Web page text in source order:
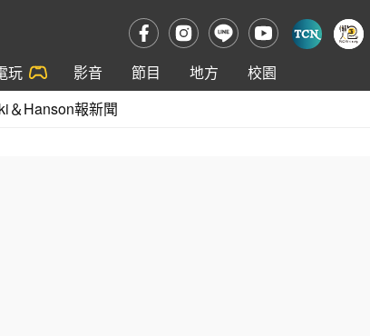
玩 影音 節目 地方
校園
＆Hanson報新聞